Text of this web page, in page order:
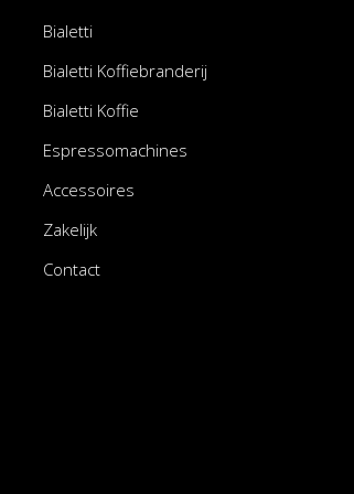
Bialetti
Bialetti Koffiebranderij
Bialetti Koffie
Espressomachines
Accessoires
Zakelijk
Contact